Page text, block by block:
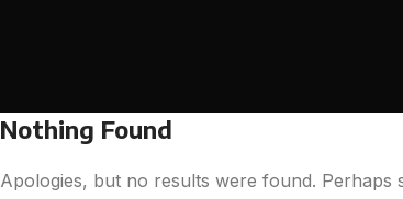
Nothing Found
Apologies, but no results were found. Perhaps